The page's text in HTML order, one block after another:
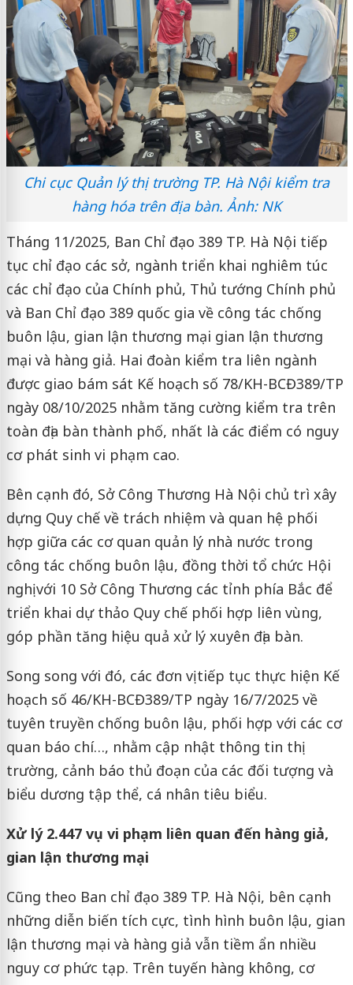
Chi cục Quản lý thị trường TP. Hà Nội kiểm tra
hàng hóa trên địa bàn. Ảnh: NK
Tháng 11/2025, Ban Chỉ đạo 389 TP. Hà Nội tiếp
tục chỉ đạo các sở, ngành triển khai nghiêm túc
các chỉ đạo của Chính phủ, Thủ tướng Chính phủ
và Ban Chỉ đạo 389 quốc gia về công tác chống
buôn lậu, gian lận thương mại gian lận thương
mại và hàng giả. Hai đoàn kiểm tra liên ngành
được giao bám sát Kế hoạch số 78/KH-BCĐ389/TP
ngày 08/10/2025 nhằm tăng cường kiểm tra trên
toàn địa bàn thành phố, nhất là các điểm có nguy
cơ phát sinh vi phạm cao.
Bên cạnh đó, Sở Công Thương Hà Nội chủ trì xây
dựng Quy chế về trách nhiệm và quan hệ phối
hợp giữa các cơ quan quản lý nhà nước trong
công tác chống buôn lậu, đồng thời tổ chức Hội
nghị với 10 Sở Công Thương các tỉnh phía Bắc để
triển khai dự thảo Quy chế phối hợp liên vùng,
góp phần tăng hiệu quả xử lý xuyên địa bàn.
Song song với đó, các đơn vị tiếp tục thực hiện Kế
hoạch số 46/KH-BCĐ389/TP ngày 16/7/2025 về
tuyên truyền chống buôn lậu, phối hợp với các cơ
quan báo chí…, nhằm cập nhật thông tin thị
trường, cảnh báo thủ đoạn của các đối tượng và
biểu dương tập thể, cá nhân tiêu biểu.
Xử lý 2.447 vụ vi phạm liên quan đến hàng giả,
gian lận thương mại
Cũng theo Ban chỉ đạo 389 TP. Hà Nội, bên cạnh
những diễn biến tích cực, tình hình buôn lậu, gian
lận thương mại và hàng giả vẫn tiềm ẩn nhiều
nguy cơ phức tạp. Trên tuyến hàng không, cơ